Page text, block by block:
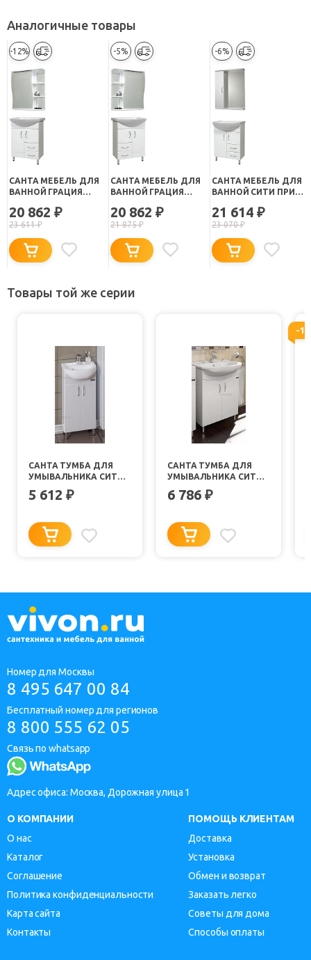
Аналогичные товары
-12%
САНТА МЕБЕЛЬ ДЛЯ
ВАННОЙ ГРАЦИЯ
ЯЩИКАМИ
20 862 ₽
23 611₽
-5%
САНТА МЕБЕЛЬ ДЛЯ
ВАННОЙ ГРАЦИЯ
ЯЩИКАМИ
20 862 ₽
21 875₽
-6%
САНТА МЕБЕЛЬ ДЛЯ
ВАННОЙ СИТИ ПРИМА
21 614 ₽
23 070₽
Товары той же серии
САНТА ТУМБА ДЛЯ
УМЫВАЛЬНИКА СИТИ
5 612 ₽
САНТА ТУМБА ДЛЯ
УМЫВАЛЬНИКА СИТИ
6 786 ₽
-
Номер для Москвы
8 495 647 00 84
Бесплатный номер для регионов
8 800 555 62 05
Связь по whatsapp
Адрес офиса: Москва, Дорожная улица 1
О КОМПАНИИ
О нас
Каталог
Соглашение
Политика конфиденциальности
Карта сайта
Контакты
ПОМОЩЬ КЛИЕНТАМ
Доставка
Установка
Обмен и возврат
Заказать легко
Советы для дома
Способы оплаты